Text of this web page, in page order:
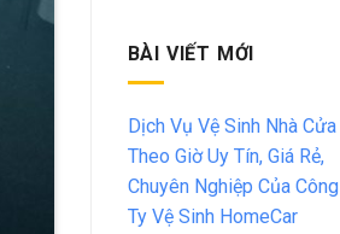
BÀI VIẾT MỚI
Dịch Vụ Vệ Sinh Nhà Cửa
Theo Giờ Uy Tín, Giá Rẻ,
Chuyên Nghiệp Của Công
Ty Vệ Sinh HomeCar